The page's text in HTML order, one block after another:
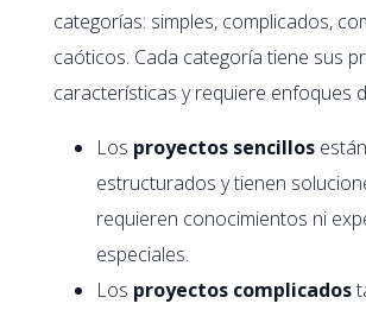
categorías: simples, complicados,
caóticos. Cada categoría tiene sus
características y requiere enfoques
Los proyectos sencillos
estructurados y tienen
requieren conocimientos ni
especiales.
Los proyectos complicados